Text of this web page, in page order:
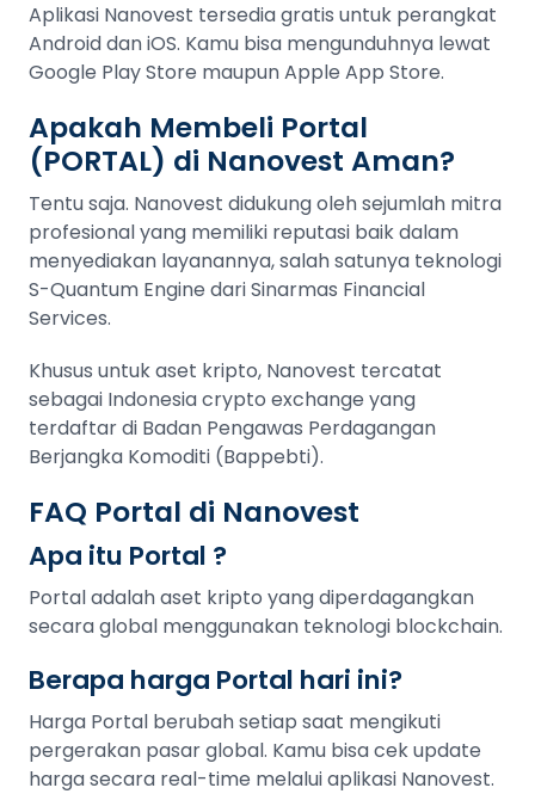
Aplikasi Nanovest tersedia gratis untuk perangkat
Android dan iOS. Kamu bisa mengunduhnya lewat
Google Play Store maupun Apple App Store.
Apakah Membeli Portal
(PORTAL) di Nanovest Aman?
Tentu saja. Nanovest didukung oleh sejumlah mitra
profesional yang memiliki reputasi baik dalam
menyediakan layanannya, salah satunya teknologi
S-Quantum Engine dari Sinarmas Financial
Services.
Khusus untuk aset kripto, Nanovest tercatat
sebagai Indonesia crypto exchange yang
terdaftar di Badan Pengawas Perdagangan
Berjangka Komoditi (Bappebti).
FAQ Portal di Nanovest
Apa itu Portal ?
Portal adalah aset kripto yang diperdagangkan
secara global menggunakan teknologi blockchain.
Berapa harga Portal hari ini?
Harga Portal berubah setiap saat mengikuti
pergerakan pasar global. Kamu bisa cek update
harga secara real-time melalui aplikasi Nanovest.